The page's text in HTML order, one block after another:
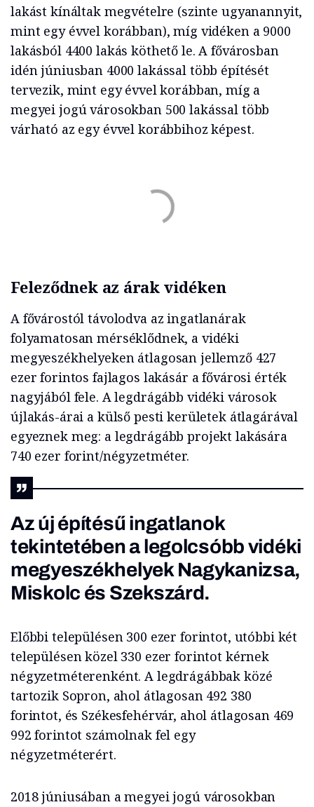
lakást kínáltak megvételre (szinte ugyanannyit,
mint egy évvel korábban), míg vidéken a 9000
lakásból 4400 lakás köthető le. A fővárosban
idén júniusban 4000 lakással több építését
tervezik, mint egy évvel korábban, míg a
megyei jogú városokban 500 lakással több
várható az egy évvel korábbihoz képest.
Feleződnek az árak vidéken
A fővárostól távolodva az ingatlanárak
folyamatosan mérséklődnek, a vidéki
megyeszékhelyeken átlagosan jellemző 427
ezer forintos fajlagos lakásár a fővárosi érték
nagyjából fele. A legdrágább vidéki városok
újlakás-árai a külső pesti kerületek átlagárával
egyeznek meg: a legdrágább projekt lakására
740 ezer forint/négyzetméter.
Az új építésű ingatlanok
tekintetében a legolcsóbb vidéki
megyeszékhelyek Nagykanizsa,
Miskolc és Szekszárd.
Előbbi településen 300 ezer forintot, utóbbi két
településen közel 330 ezer forintot kérnek
négyzetméterenként. A legdrágábbak közé
tartozik Sopron, ahol átlagosan 492 380
forintot, és Székesfehérvár, ahol átlagosan 469
992 forintot számolnak fel egy
négyzetméterért.
2018 júniusában a megyei jogú városokban